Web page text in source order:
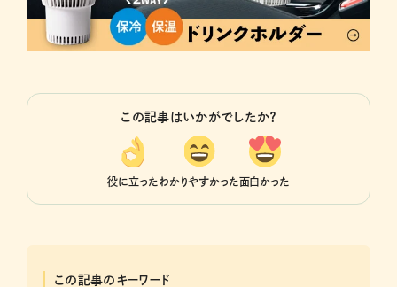
この記事はいかがでしたか？
役に立ったわかりやすかった面白かった
この記事のキーワード